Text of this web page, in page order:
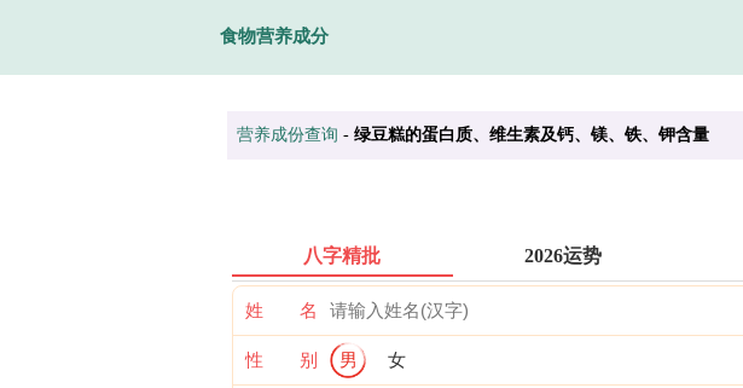
食物营养成分
营养成份查询 - 绿豆糕的蛋白质、维生素及钙、镁、铁、钾含量
八字精批 2026运势
姓 名
性 别 男 女